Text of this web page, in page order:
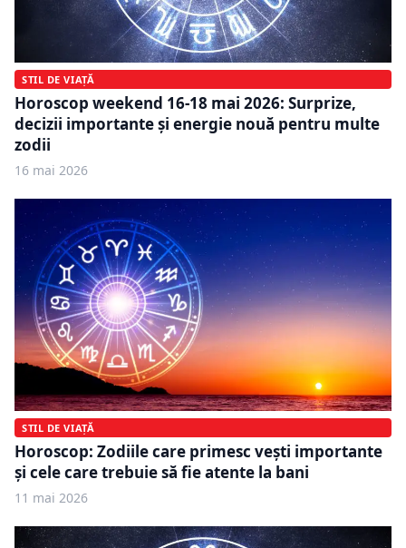
STIL DE VIAȚĂ
Horoscop weekend 16-18 mai 2026: Surprize,
decizii importante și energie nouă pentru multe
zodii
16 mai 2026
STIL DE VIAȚĂ
Horoscop: Zodiile care primesc vești importante
și cele care trebuie să fie atente la bani
11 mai 2026